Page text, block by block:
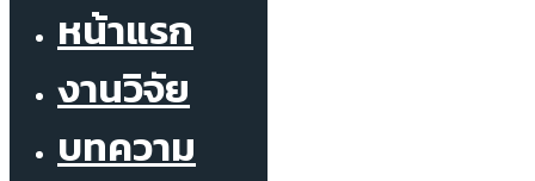
หน้าแรก
งานวิจัย
บทความ